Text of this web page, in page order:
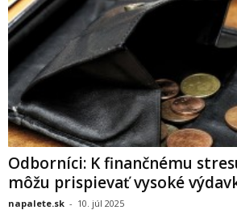
Odborníci: K finančnému
môžu prispievať vysoké
napalete.sk - 10. júl 2025